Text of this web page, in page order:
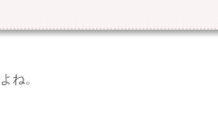
ね。